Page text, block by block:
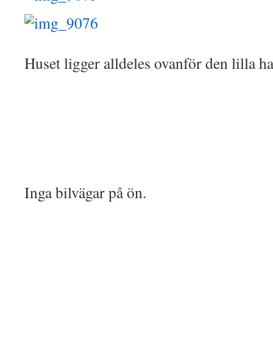
Huset ligger alldeles ovanför den lilla
Inga bilvägar på ön.